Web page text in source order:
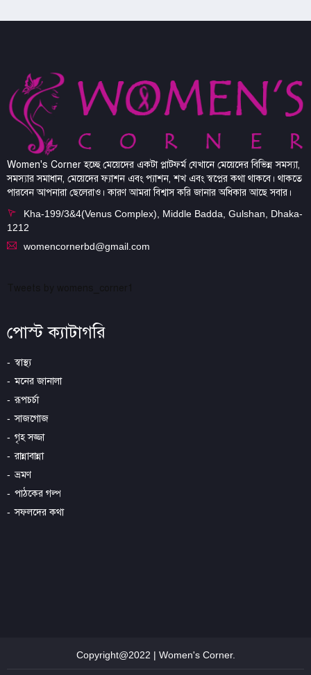
Women's Corner হচ্ছে মেয়েদের একটা প্লাটফর্ম যেখানে মেয়েদের বিভিন্ন সমস্যা,
সমস্যার সমাধান, মেয়েদের ফ্যাশন এবং প্যাশন, শখ এবং স্বপ্নের কথা থাকবে। থাকতে
পারবেন আপনারা ছেলেরাও। কারণ আমরা বিশ্বাস করি জানার অধিকার আছে সবার।
Kha-199/3&4(Venus Complex), Middle Badda, Gulshan, Dhaka-
1212
womencornerbd@gmail.com
পোস্ট ক্যাটাগরি
স্বাস্থ্য
মনের জানালা
রূপচর্চা
সাজগোজ
গৃহ সজ্জা
রান্নাবান্না
ভ্রমণ
পাঠকের গল্প
সফলদের কথা
Copyright@2022 | Women's Corner.